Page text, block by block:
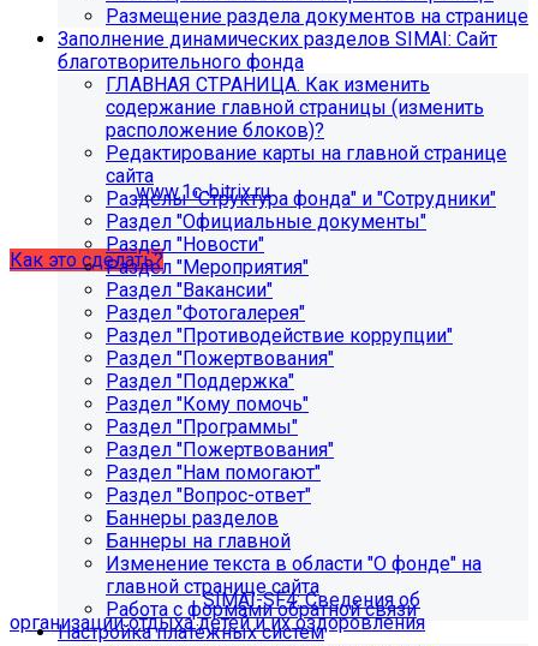
Проверьте адрес сервера
обновлений!
Из-за неправильного адреса обновлений может
некорректно отображаться срок действия лицензии.
Убедитесь, что в настройках «Главного модуля»
указан адрес:www.1c-bitrix.ru.
Затем запустите обновление через «Систему
обновлений».
Как это сделать?
Как добавить раздел "Сведения об
организации отдыха детей и их
оздоровления"?
Приобретите модульSIMAI-SF4: Сведения об
организации отдыха детей и их оздоровления
Размещение раздела документов на странице
Заполнение динамических разделов SIMAI: Сайт
благотворительного фонда
ГЛАВНАЯ СТРАНИЦА. Как изменить
содержание главной страницы (изменить
расположение блоков)?
Редактирование карты на главной странице
сайта
Разделы "Структура фонда" и "Сотрудники"
Раздел "Официальные документы"
Раздел "Новости"
Раздел "Мероприятия"
Раздел "Вакансии"
Раздел "Фотогалерея"
Раздел "Противодействие коррупции"
Раздел "Пожертвования"
Раздел "Поддержка"
Раздел "Кому помочь"
Раздел "Программы"
Раздел "Пожертвования"
Раздел "Нам помогают"
Раздел "Вопрос-ответ"
Баннеры разделов
Баннеры на главной
Изменение текста в области "О фонде" на
главной странице сайта
Работа с формами обратной связи
Настройка платёжных систем